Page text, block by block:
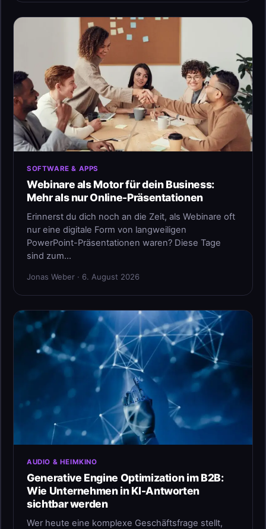
SOFTWARE & APPS
Webinare als Motor für dein Business:
Mehr als nur Online-Präsentationen
Erinnerst du dich noch an die Zeit, als Webinare oft
nur eine digitale Form von langweiligen
PowerPoint-Präsentationen waren? Diese Tage
sind zum…
Jonas Weber · 6. August 2026
AUDIO & HEIMKINO
Generative Engine Optimization im B2B:
Wie Unternehmen in KI-Antworten
sichtbar werden
Wer heute eine komplexe Geschäftsfrage stellt,